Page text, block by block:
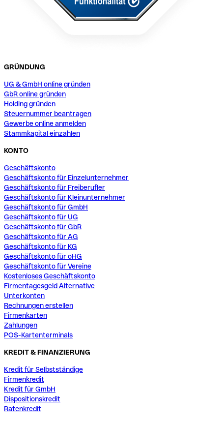
GRÜNDUNG
UG & GmbH online gründen
GbR online gründen
Holding gründen
Steuernummer beantragen
Gewerbe online anmelden
Stammkapital einzahlen
KONTO
Geschäftskonto
Geschäftskonto für Einzelunternehmer
Geschäftskonto für Freiberufler
Geschäftskonto für Kleinunternehmer
Geschäftskonto für GmbH
Geschäftskonto für UG
Geschäftskonto für GbR
Geschäftskonto für AG
Geschäftskonto für KG
Geschäftskonto für oHG
Geschäftskonto für Vereine
Kostenloses Geschäftskonto
Firmentagesgeld Alternative
Unterkonten
Rechnungen erstellen
Firmenkarten
Zahlungen
POS-Kartenterminals
KREDIT & FINANZIERUNG
Kredit für Selbstständige
Firmenkredit
Kredit für GmbH
Dispositionskredit
Ratenkredit